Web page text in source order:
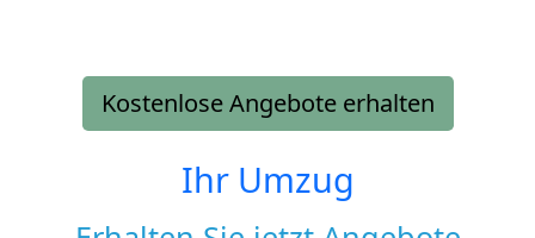
Kostenlose Angebote erhalten
Ihr Umzug